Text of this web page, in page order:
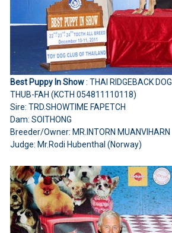
Best Puppy In Show: THAI RIDGEBACK DOG
THUB-FAH (KCTH 054811110118)
Sire: TRD.SHOWTIME FAPETCH
Dam: SOITHONG
Breeder/Owner: MR.INTORN MUANVIHARN
Judge: Mr.Rodi Hubenthal (Norway)